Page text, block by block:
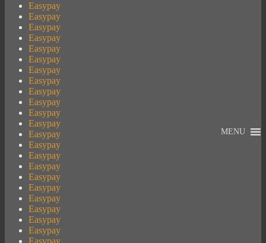
MENU
Easypay
Easypay
Easypay
Easypay
Easypay
Easypay
Easypay
Easypay
Easypay
Easypay
Easypay
Easypay
Easypay
Easypay
Easypay
Easypay
Easypay
Easypay
Easypay
Easypay
Easypay
Easypay
Easypay